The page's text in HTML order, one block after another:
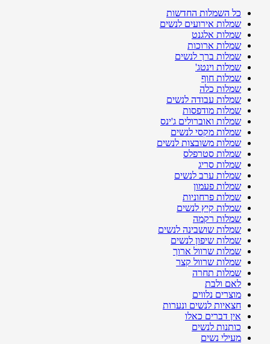
כל השמלות החדשות
שמלות אירועים לנשים
שמלות אלגנט
שמלות ארוכות
שמלות ברך לנשים
שמלות וינטג'
שמלות חוף
שמלות כלה
שמלות עבודה לנשים
שמלות מודפסות
שמלות ואוברולים ג'ינס
שמלות מקסי לנשים
שמלות משובצות לנשים
שמלות סטרפלס
שמלות סריג
שמלות ערב לנשים
שמלות פעמון
שמלות פרחוניות
שמלות קיץ לנשים
שמלות רקמה
שמלות שושבינה לנשים
שמלות שיפון לנשים
שמלות שרוול ארוך
שמלות שרוול קצר
שמלות תחרה
לאם ולבת
מוצרים נלווים
חצאיות לנשים ונערות
אין דברים כאלו
כותנות לנשים
מעילי נשים